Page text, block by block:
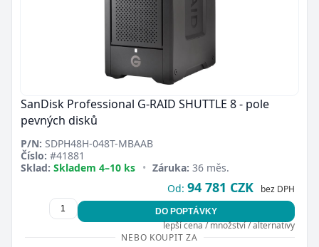
SanDisk Professional G-RAID SHUTTLE 8 - pole
pevných disků
P/N: SDPH48H-048T-MBAAB
Číslo: #41881
Sklad: Skladem 4–10 ks • Záruka: 36 měs.
Od: 94 781 CZK bez DPH
DO POPTÁVKY
lepší cena / množství / alternativy
NEBO KOUPIT ZA